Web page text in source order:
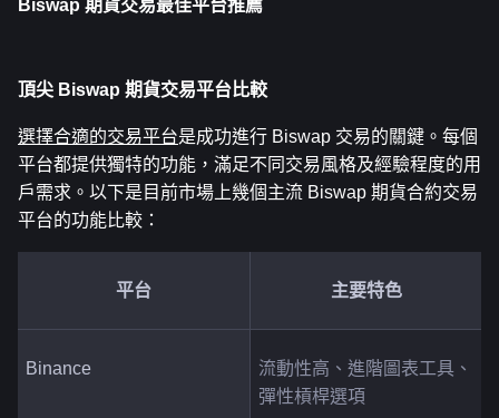
Biswap 期貨交易最佳平台推薦
頂尖 Biswap 期貨交易平台比較
選擇合適的交易平台是成功進行 Biswap 交易的關鍵。每個
平台都提供獨特的功能，滿足不同交易風格及經驗程度的用
戶需求。以下是目前市場上幾個主流 Biswap 期貨合約交易
平台的功能比較：
平台 主要特色
Binance
流動性高、進階圖表工具、
彈性槓桿選項